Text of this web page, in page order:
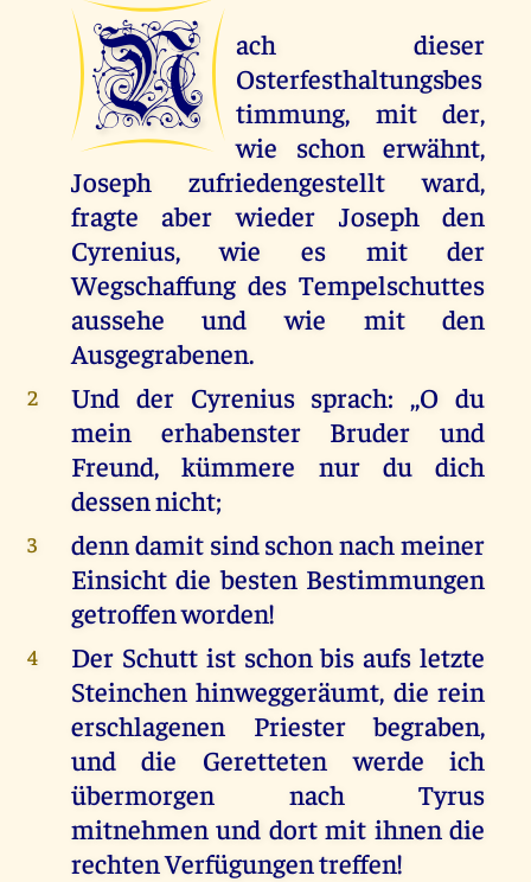
N
ach dieser
Osterfesthaltungsbes
timmung, mit der,
wie schon erwähnt,
Joseph zufriedengestellt ward,
fragte aber wieder Joseph den
Cyrenius, wie es mit der
Wegschaffung des Tempelschuttes
aussehe und wie mit den
Ausgegrabenen.
2
Und der Cyrenius sprach: ,,O du
mein erhabenster Bruder und
Freund, kümmere nur du dich
dessen nicht;
3
denn damit sind schon nach meiner
Einsicht die besten Bestimmungen
getroffen worden!
4
Der Schutt ist schon bis aufs letzte
Steinchen hinweggeräumt, die rein
erschlagenen Priester begraben,
und die Geretteten werde ich
übermorgen nach Tyrus
mitnehmen und dort mit ihnen die
rechten Verfügungen treffen!